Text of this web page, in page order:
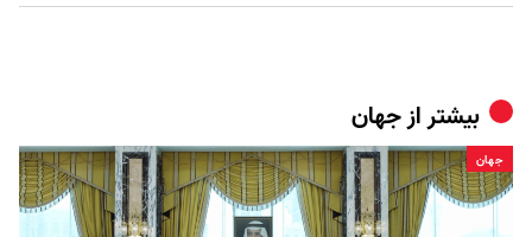
بیشتر ازجهان
جهان